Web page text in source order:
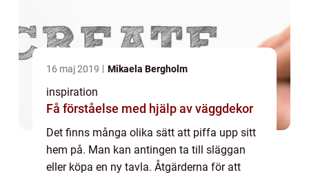
16 maj 2019 Mikaela Bergholm
inspiration
Få förståelse med hjälp av väggdekor
Det finns många olika sätt att piffa upp sitt
hem på. Man kan antingen ta till släggan
eller köpa en ny tavla. Åtgärderna för att